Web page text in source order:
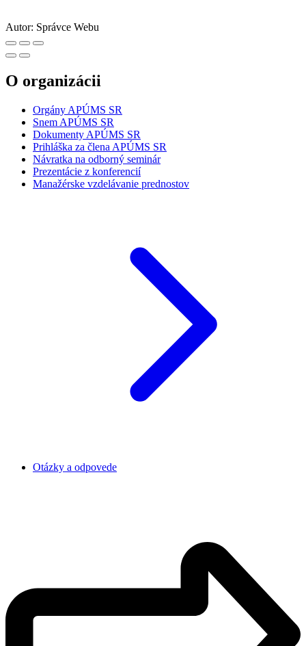
Autor: Správce Webu
O organizácii
Orgány APÚMS SR
Snem APÚMS SR
Dokumenty APÚMS SR
Prihláška za člena APÚMS SR
Návratka na odborný seminár
Prezentácie z konferencií
Manažérske vzdelávanie prednostov
Otázky a odpovede